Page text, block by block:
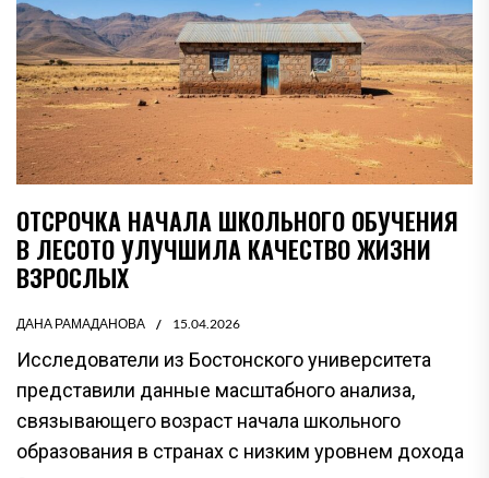
ОТСРОЧКА НАЧАЛА ШКОЛЬНОГО ОБУЧЕНИЯ
В ЛЕСОТО УЛУЧШИЛА КАЧЕСТВО ЖИЗНИ
ВЗРОСЛЫХ
ДАНА РАМАДАНОВА 15.04.2026
Исследователи из Бостонского университета
представили данные масштабного анализа,
связывающего возраст начала школьного
образования в странах с низким уровнем дохода